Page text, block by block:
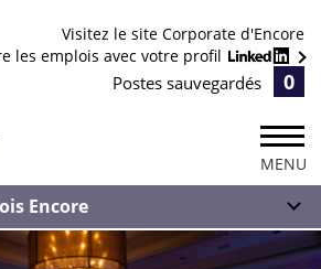
Visitez le site Corporate d'Encore
les emplois avec votre profil
Postes sauvegardés 0
MENU
Encore